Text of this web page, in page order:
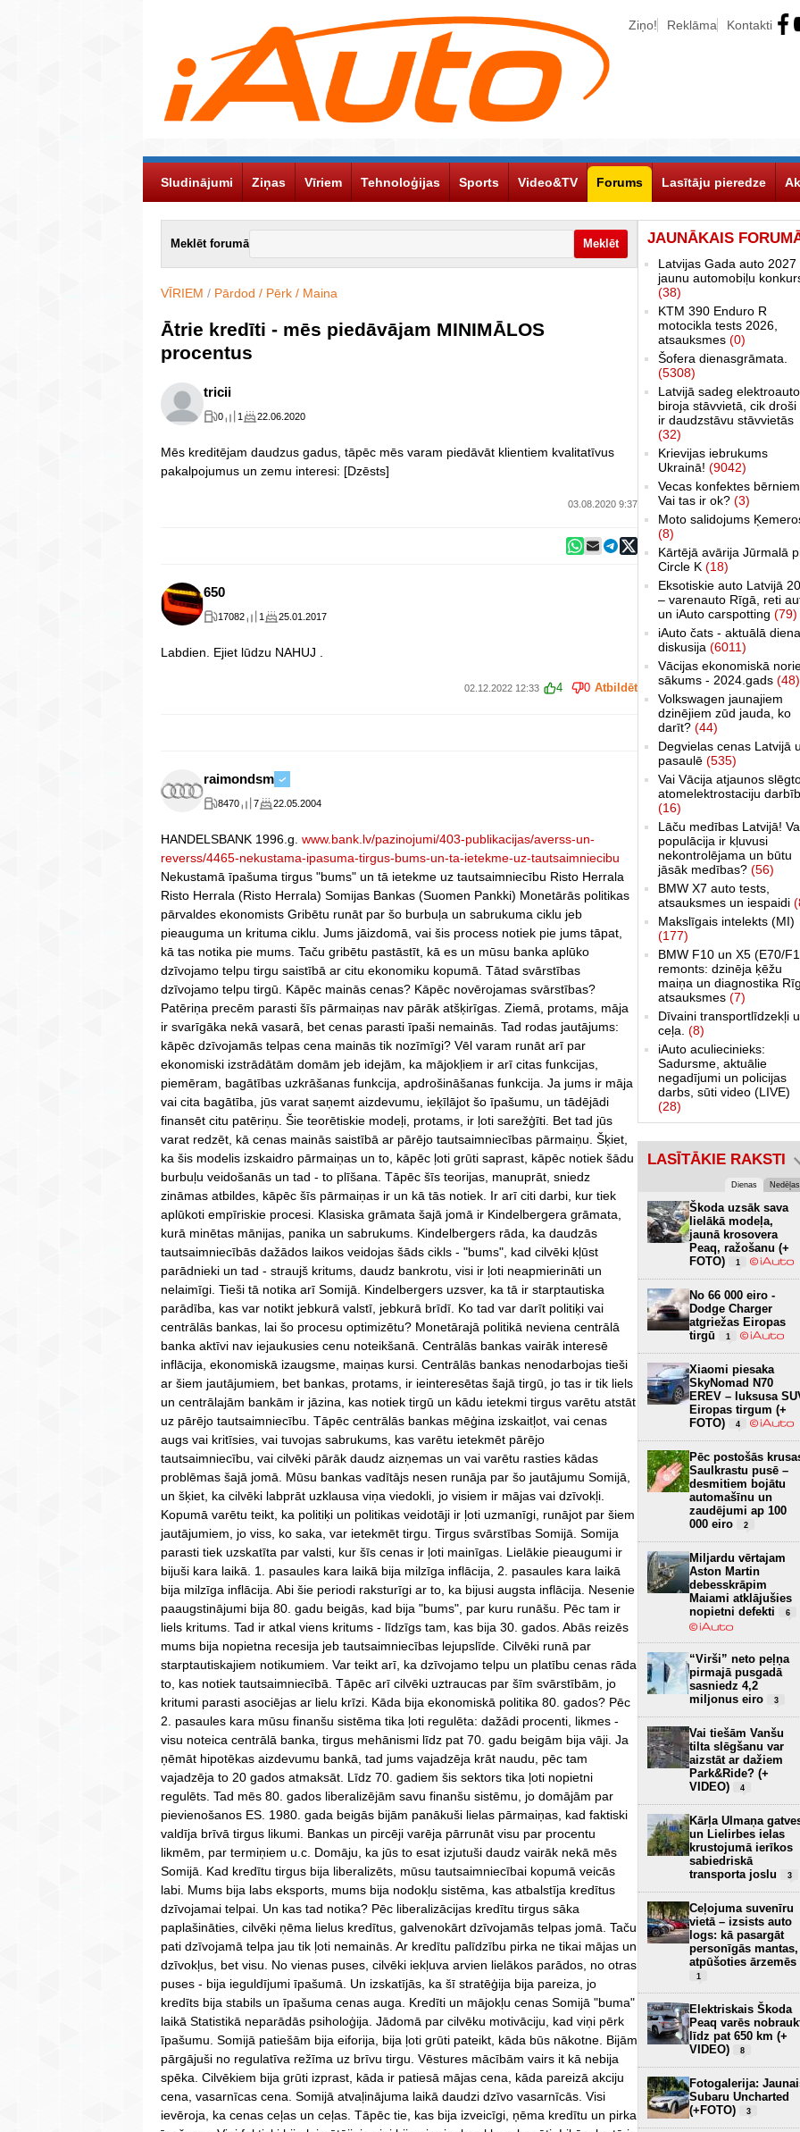
Ziņo! Reklāma Kontakti
Sludinājumi Ziņas Vīriem Tehnoloģijas Sports Video&TV Forums Lasītāju pieredze
Meklēt forumā
VĪRIEM / Pārdod / Pērk / Maina
Ātrie kredīti - mēs piedāvājam MINIMĀLOS
procentus
tricii
0 1 22.06.2020
Mēs kreditējam daudzus gadus, tāpēc mēs varam piedāvāt klientiem kvalitatīvus
pakalpojumus un zemu interesi: [Dzēsts]
03.08.2020 9:37
650
17082 1 25.01.2017
Labdien. Ejiet lūdzu NAHUJ .
02.12.2022 12:33 4 0 Atbildēt
raimondsm
8470 7 22.05.2004
HANDELSBANK 1996.g. www.bank.lv/pazinojumi/403-publikacijas/averss-un-
reverss/4465-nekustama-ipasuma-tirgus-bums-un-ta-ietekme-uz-tautsaimniecibu
Nekustamā īpašuma tirgus "bums" un tā ietekme uz tautsaimniecību Risto Herrala
Risto Herrala (Risto Herrala) Somijas Bankas (Suomen Pankki) Monetārās politikas
pārvaldes ekonomists Gribētu runāt par šo burbuļa un sabrukuma ciklu jeb
pieauguma un krituma ciklu. Jums jāizdomā, vai šis process notiek pie jums tāpat,
kā tas notika pie mums. Taču gribētu pastāstīt, kā es un mūsu banka aplūko
dzīvojamo telpu tirgu saistībā ar citu ekonomiku kopumā. Tātad svārstības
dzīvojamo telpu tirgū. Kāpēc mainās cenas? Kāpēc novērojamas svārstības?
Patēriņa precēm parasti šīs pārmaiņas nav pārāk atšķirīgas. Ziemā, protams, māja
ir svarīgāka nekā vasarā, bet cenas parasti īpaši nemainās. Tad rodas jautājums:
kāpēc dzīvojamās telpas cena mainās tik nozīmīgi? Vēl varam runāt arī par
ekonomiski izstrādātām domām jeb idejām, ka mājokļiem ir arī citas funkcijas,
piemēram, bagātības uzkrāšanas funkcija, apdrošināšanas funkcija. Ja jums ir māja
vai cita bagātība, jūs varat saņemt aizdevumu, ieķīlājot šo īpašumu, un tādējādi
finansēt citu patēriņu. Šie teorētiskie modeļi, protams, ir ļoti sarežģīti. Bet tad jūs
varat redzēt, kā cenas mainās saistībā ar pārējo tautsaimniecības pārmaiņu. Šķiet,
ka šis modelis izskaidro pārmaiņas un to, kāpēc ļoti grūti saprast, kāpēc notiek šādu
burbuļu veidošanās un tad - to plīšana. Tāpēc šīs teorijas, manuprāt, sniedz
zināmas atbildes, kāpēc šīs pārmaiņas ir un kā tās notiek. Ir arī citi darbi, kur tiek
aplūkoti empīriskie procesi. Klasiska grāmata šajā jomā ir Kindelbergera grāmata,
kurā minētas mānijas, panika un sabrukums. Kindelbergers rāda, ka daudzās
tautsaimniecībās dažādos laikos veidojas šāds cikls - "bums", kad cilvēki kļūst
parādnieki un tad - straujš kritums, daudz bankrotu, visi ir ļoti neapmierināti un
nelaimīgi. Tieši tā notika arī Somijā. Kindelbergers uzsver, ka tā ir starptautiska
parādība, kas var notikt jebkurā valstī, jebkurā brīdī. Ko tad var darīt politiķi vai
centrālās bankas, lai šo procesu optimizētu? Monetārajā politikā neviena centrālā
banka aktīvi nav iejaukusies cenu noteikšanā. Centrālās bankas vairāk interesē
inflācija, ekonomiskā izaugsme, maiņas kursi. Centrālās bankas nenodarbojas tieši
ar šiem jautājumiem, bet bankas, protams, ir ieinteresētas šajā tirgū, jo tas ir tik liels
un centrālajām bankām ir jāzina, kas notiek tirgū un kādu ietekmi tirgus varētu atstāt
uz pārējo tautsaimniecību. Tāpēc centrālās bankas mēģina izskaitļot, vai cenas
augs vai kritīsies, vai tuvojas sabrukums, kas varētu ietekmēt pārējo
tautsaimniecību, vai cilvēki pārāk daudz aizņemas un vai varētu rasties kādas
problēmas šajā jomā. Mūsu bankas vadītājs nesen runāja par šo jautājumu Somijā,
un šķiet, ka cilvēki labprāt uzklausa viņa viedokli, jo visiem ir mājas vai dzīvokļi.
Kopumā varētu teikt, ka politiķi un politikas veidotāji ir ļoti uzmanīgi, runājot par šiem
jautājumiem, jo viss, ko saka, var ietekmēt tirgu. Tirgus svārstības Somijā. Somija
parasti tiek uzskatīta par valsti, kur šīs cenas ir ļoti mainīgas. Lielākie pieaugumi ir
bijuši kara laikā. 1. pasaules kara laikā bija milzīga inflācija, 2. pasaules kara laikā
bija milzīga inflācija. Abi šie periodi raksturīgi ar to, ka bijusi augsta inflācija. Nesenie
paaugstinājumi bija 80. gadu beigās, kad bija "bums", par kuru runāšu. Pēc tam ir
liels kritums. Tad ir atkal viens kritums - līdzīgs tam, kas bija 30. gados. Abās reizēs
mums bija nopietna recesija jeb tautsaimniecības lejupslīde. Cilvēki runā par
starptautiskajiem notikumiem. Var teikt arī, ka dzīvojamo telpu un platību cenas rāda
to, kas notiek tautsaimniecībā. Tāpēc arī cilvēki uztraucas par šīm svārstībām, jo
kritumi parasti asociējas ar lielu krīzi. Kāda bija ekonomiskā politika 80. gados? Pēc
2. pasaules kara mūsu finanšu sistēma tika ļoti regulēta: dažādi procenti, likmes -
visu noteica centrālā banka, tirgus mehānismi līdz pat 70. gadu beigām bija vāji. Ja
ņēmāt hipotēkas aizdevumu bankā, tad jums vajadzēja krāt naudu, pēc tam
vajadzēja to 20 gados atmaksāt. Līdz 70. gadiem šis sektors tika ļoti nopietni
regulēts. Tad mēs 80. gados liberalizējām savu finanšu sistēmu, jo domājām par
pievienošanos ES. 1980. gada beigās bijām panākuši lielas pārmaiņas, kad faktiski
valdīja brīvā tirgus likumi. Bankas un pircēji varēja pārrunāt visu par procentu
likmēm, par termiņiem u.c. Domāju, ka jūs to esat izjutuši daudz vairāk nekā mēs
Somijā. Kad kredītu tirgus bija liberalizēts, mūsu tautsaimniecībai kopumā veicās
labi. Mums bija labs eksports, mums bija nodokļu sistēma, kas atbalstīja kredītus
dzīvojamai telpai. Un kas tad notika? Pēc liberalizācijas kredītu tirgus sāka
paplašināties, cilvēki ņēma lielus kredītus, galvenokārt dzīvojamās telpas jomā. Taču
pati dzīvojamā telpa jau tik ļoti nemainās. Ar kredītu palīdzību pirka ne tikai mājas un
dzīvokļus, bet visu. No vienas puses, cilvēki iekļuva arvien lielākos parādos, no otras
puses - bija ieguldījumi īpašumā. Un izskatījās, ka šī stratēģija bija pareiza, jo
kredīts bija stabils un īpašuma cenas auga. Kredīti un mājokļu cenas Somijā "buma"
laikā Statistikā neparādās psiholoģija. Jādomā par cilvēku motivāciju, kad viņi pērk
īpašumu. Somijā patiešām bija eiforija, bija ļoti grūti pateikt, kāda būs nākotne. Bijām
pārgājuši no regulatīva režīma uz brīvu tirgu. Vēstures mācībām vairs it kā nebija
spēka. Cilvēkiem bija grūti izprast, kāda ir patiesā mājas cena, kāda pareizā akciju
cena, vasarnīcas cena. Somijā atvaļinājuma laikā daudzi dzīvo vasarnīcās. Visi
ievēroja, ka cenas ceļas un ceļas. Tāpēc tie, kas bija izveicīgi, ņēma kredītu un pirka
JAUNĀKAIS
Latvijas Gada auto 2027
jaunu automobiļu
(38)
KTM 390 Enduro R
motocikla tests 2026,
atsauksmes (0)
Šofera dienasgrāmata.
(5308)
Latvijā sadeg elektroauto
biroja stāvvietā, cik droši
ir daudzstāvu stāvvietās
(32)
Krievijas iebrukums
Ukrainā! (9042)
Vecas konfektes
Vai tas ir ok? (3)
Moto salidojums
(8)
Kārtējā avārija Jūrmalā
Circle K (18)
Eksotiskie auto Latvijā
– varenauto Rīgā, reti
un iAuto carspotting (79)
iAuto čats - aktuālā
diskusija (6011)
Vācijas ekonomiskā
sākums - 2024.gads (48)
Volkswagen jaunajiem
dzinējiem zūd jauda, ko
darīt? (44)
Degvielas cenas Latvijā
pasaulē (535)
Vai Vācija atjaunos
atomelektrostaciju
(16)
Lāču medības Latvijā!
populācija ir kļuvusi
nekontrolējama un būtu
jāsāk medības? (56)
BMW X7 auto tests,
atsauksmes un iespaidi
Makslīgais intelekts (MI)
(177)
BMW F10 un X5 (E70/
remonts: dzinēja ķēžu
maiņa un diagnostika
atsauksmes (7)
Dīvaini transportlīdzekļi
ceļa. (8)
iAuto aculiecinieks:
Sadursme, aktuālie
negadījumi un policijas
darbs, sūti video (LIVE)
(28)
LASĪTĀKIE RAKSTI
Dienas Nedēļas
Škoda uzsāk sava
lielākā modeļa,
jaunā krosovera
Peaq, ražošanu (+
FOTO)
1
No 66 000 eiro -
Dodge Charger
atgriežas Eiropas
tirgū
1
Xiaomi piesaka
SkyNomad N70
EREV – luksusa
Eiropas tirgum (+
FOTO)
4
Pēc postošās
Saulkrastu pusē –
desmitiem bojātu
automašīnu un
zaudējumi ap 100
000 eiro
2
Miljardu vērtajam
Aston Martin
debesskrāpim
Maiami atklājušies
nopietni defekti
6
“Virši” neto peļņa
pirmajā pusgadā
sasniedz 4,2
miljonus eiro
3
Vai tiešām Vanšu
tilta slēgšanu var
aizstāt ar dažiem
Park&Ride? (+
VIDEO)
4
Kārļa Ulmaņa
un Lielirbes ielas
krustojumā ierīkos
sabiedriskā
transporta joslu
3
Ceļojuma suvenīru
vietā – izsists auto
logs: kā pasargāt
personīgās mantas,
atpūšoties ārzemēs
1
Elektriskais Škoda
Peaq varēs
līdz pat 650 km (+
VIDEO)
8
Fotogalerija:
Subaru Uncharted
(+FOTO)
3